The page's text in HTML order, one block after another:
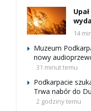
14
Muzeum
nowy
31 minut temu
Podkarpacie
Trwa nabór do
2 godziny temu